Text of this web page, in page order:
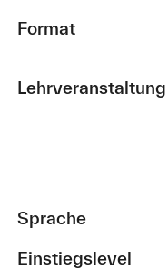
Format
Lehrveranstaltung
Sprache
Einstiegslevel